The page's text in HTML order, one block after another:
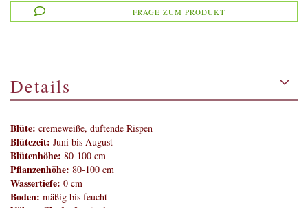
FRAGE ZUM PRODUKT
Details
Blüte: cremeweiße, duftende Rispen
Blütezeit: Juni bis August
Blütenhöhe: 80-100 cm
Pflanzenhöhe: 80-100 cm
Wassertiefe: 0 cm
Boden: mäßig bis feucht